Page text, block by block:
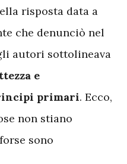
risposta data a
che denunciò nel
autori sottolineava
e
primari. Ecco,
non stiano
sono